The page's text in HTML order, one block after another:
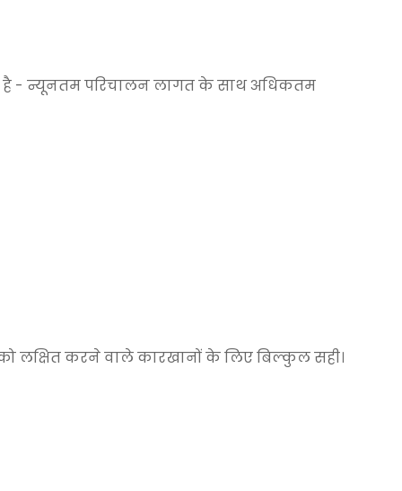
है - न्यूनतम परिचालन लागत के साथ अधिकतम
लक्षित करने वाले कारखानों के लिए बिल्कुल सही।